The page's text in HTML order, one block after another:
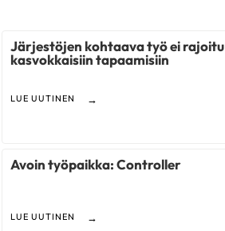
Järjestöjen kohtaava työ ei rajoitu
kasvokkaisiin tapaamisiin
LUE UUTINEN
Avoin työpaikka: Controller
LUE UUTINEN